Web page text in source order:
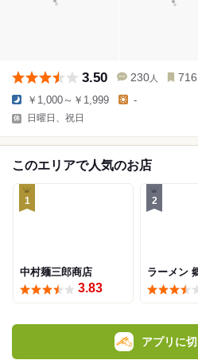
3.50 230 人
￥1,000～￥1,999 -
日曜日、祝日
このエリアで人気のお店
1
中村麺三郎商店
3.83
2
ラーメン
アプリに